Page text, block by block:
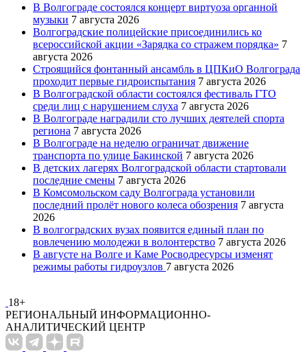
В Волгограде состоялся концерт виртуоза органной
музыки 7 августа 2026
Волгоградские полицейские присоединились ко
всероссийской акции «Зарядка со стражем порядка» 7
августа 2026
Строящийся фонтанный ансамбль в ЦПКиО Волгограда
проходит первые гидроиспытания 7 августа 2026
В Волгоградской области состоялся фестиваль ГТО
среди лиц с нарушением слуха 7 августа 2026
В Волгограде наградили сто лучших деятелей спорта
региона 7 августа 2026
В Волгограде на неделю ограничат движение
транспорта по улице Бакинской 7 августа 2026
В детских лагерях Волгоградской области стартовали
последние смены 7 августа 2026
В Комсомольском саду Волгограда установили
последний пролёт нового колеса обозрения 7 августа
2026
В волгоградских вузах появится единый план по
вовлечению молодежи в волонтерство 7 августа 2026
В августе на Волге и Каме Росводресурсы изменят
режимы работы гидроузлов 7 августа 2026
18+
РЕГИОНАЛЬНЫЙ ИНФОРМАЦИОННО-
АНАЛИТИЧЕСКИЙ ЦЕНТР